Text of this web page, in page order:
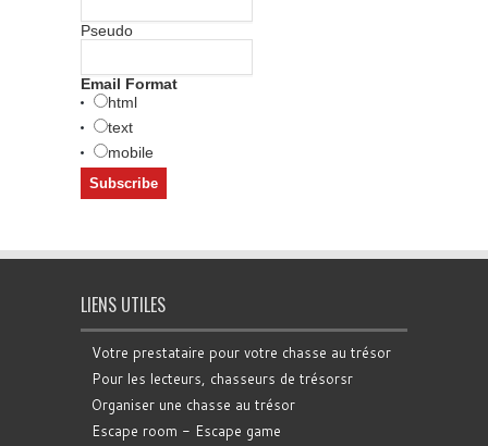
Pseudo
Email Format
html
text
mobile
LIENS UTILES
Votre prestataire pour votre chasse au trésor
Pour les lecteurs, chasseurs de trésorsr
Organiser une chasse au trésor
Escape room - Escape game